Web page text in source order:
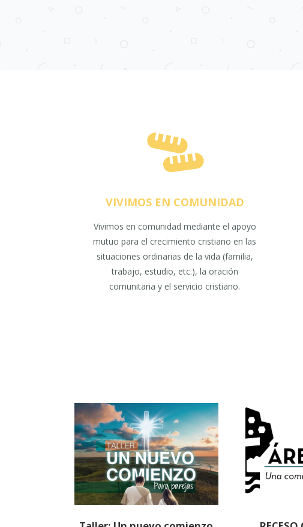
VIVIMOS EN COMUNIDAD
Vivimos en comunidad mediante el apoyo
mutuo para el crecimiento cristiano en las
situaciones ordinarias de la vida (familia,
trabajo, estudio, etc.), la oración
comunitaria y el servicio cristiano.